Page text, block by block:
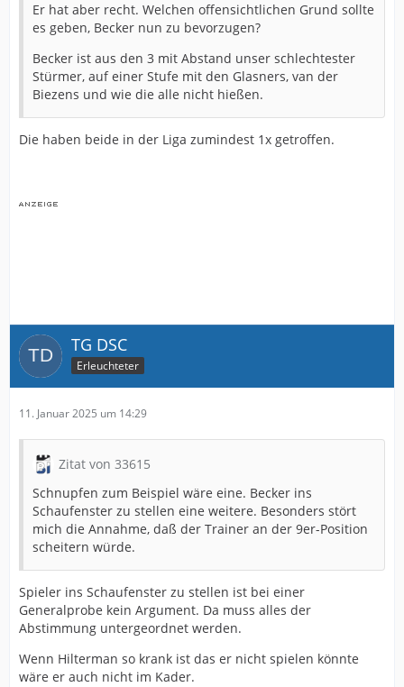
Er hat aber recht. Welchen offensichtlichen Grund sollte
es geben, Becker nun zu bevorzugen?
Becker ist aus den 3 mit Abstand unser schlechtester
Stürmer, auf einer Stufe mit den Glasners, van der
Biezens und wie die alle nicht hießen.
Die haben beide in der Liga zumindest 1x getroffen.
TG DSC
Erleuchteter
11. Januar 2025 um 14:29
Zitat von 33615
Schnupfen zum Beispiel wäre eine. Becker ins
Schaufenster zu stellen eine weitere. Besonders stört
mich die Annahme, daß der Trainer an der 9er-Position
scheitern würde.
Spieler ins Schaufenster zu stellen ist bei einer
Generalprobe kein Argument. Da muss alles der
Abstimmung untergeordnet werden.
Wenn Hilterman so krank ist das er nicht spielen könnte
wäre er auch nicht im Kader.